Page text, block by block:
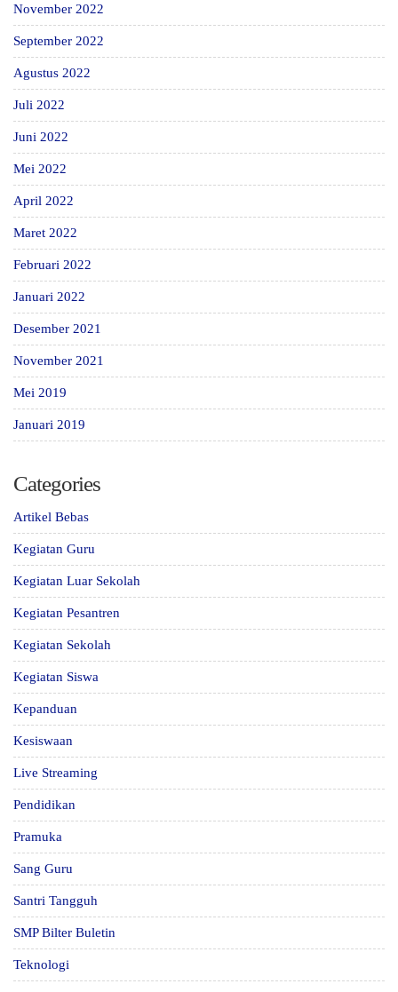
November 2022
September 2022
Agustus 2022
Juli 2022
Juni 2022
Mei 2022
April 2022
Maret 2022
Februari 2022
Januari 2022
Desember 2021
November 2021
Mei 2019
Januari 2019
Categories
Artikel Bebas
Kegiatan Guru
Kegiatan Luar Sekolah
Kegiatan Pesantren
Kegiatan Sekolah
Kegiatan Siswa
Kepanduan
Kesiswaan
Live Streaming
Pendidikan
Pramuka
Sang Guru
Santri Tangguh
SMP Bilter Buletin
Teknologi